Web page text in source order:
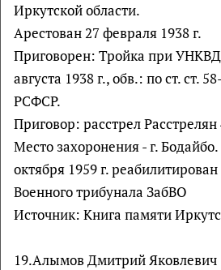
Иркутской области.
Арестован 27 февраля 1938 г.
Приговорен: Тройка при
августа 1938 г., обв.: по ст. ст.
РСФСР.
Приговор: расстрел Расстрелян
Место захоронения - г.
октября 1959 г.
Военного трибунала ЗабВО
Источник: Книга памяти
19.Алымов Дмитрий Яковлевич